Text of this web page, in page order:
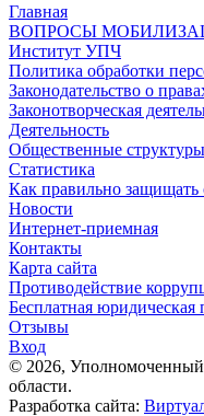
Главная
ВОПРОСЫ
Институт УПЧ
Политика обработки
Законодательство о
Законотворческая
Деятельность
Общественные
Статистика
Как правильно защищать
Новости
Интернет-приемная
Контакты
Карта сайта
Противодействие
Бесплатная
Отзывы
Вход
© 2026, Уполномоченный
области.
Разработка сайта: